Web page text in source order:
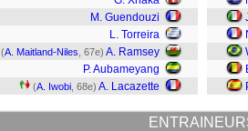
M. Guendouzi
L. Torreira
(A. Maitland-Niles , 67e) A. Ramsey
P. Aubameyang
(A. Iwobi , 68e) A. Lacazette